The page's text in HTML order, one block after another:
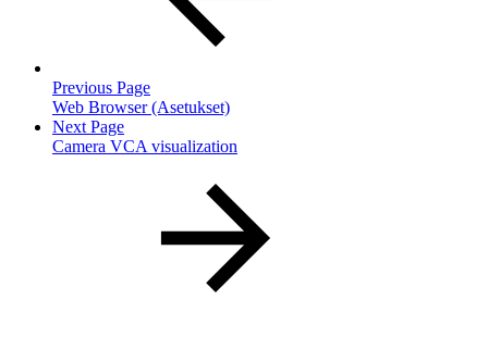
Previous Page
Web Browser (Asetukset)
Next Page
Camera VCA visualization